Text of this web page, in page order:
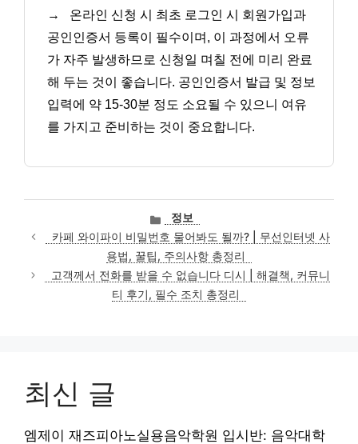
→
온라인 신청 시 최초 로그인 시 회원가입과
공인인증서 등록이 필수이며, 이 과정에서 오류
가 자주 발생하므로 신청일 며칠 전에 미리 완료
해 두는 것이 좋습니다. 공인인증서 발급 및 정보
입력에 약 15-30분 정도 소요될 수 있으니 여유
를 가지고 준비하는 것이 중요합니다.
카
테
고
리
정보
카페 와이파이 비밀번호 물어봐도 될까? | 무선인터넷 사
용법, 꿀팁, 주의사항 총정리
고객께서 전화를 받을 수 없습니다 디시 | 해결책, 커뮤니
티 후기, 필수 조치 총정리
최신 글
엠제이 재즈피아노실용음악학원 입시반: 음악대학